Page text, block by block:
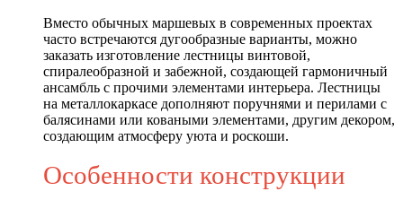
Вместо обычных маршевых в современных проектах
часто встречаются дугообразные варианты, можно
заказать изготовление лестницы винтовой,
спиралеобразной и забежной, создающей гармоничный
ансамбль с прочими элементами интерьера. Лестницы
на металлокаркасе дополняют поручнями и перилами с
балясинами или коваными элементами, другим декором,
создающим атмосферу уюта и роскоши.
Особенности конструкции